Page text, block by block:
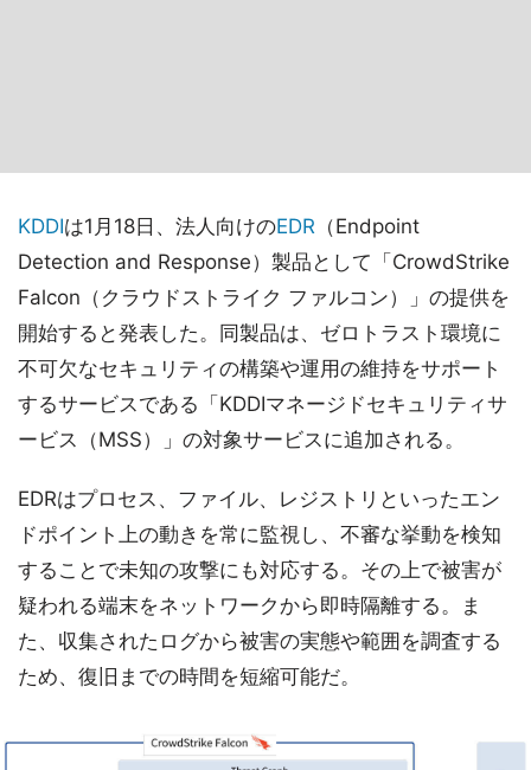
KDDIは1月18日、法人向けのEDR （Endpoint
Detection and Response）製品として「CrowdStrike
Falcon（クラウドストライク ファルコン）」の提供を
開始すると発表した。同製品は、ゼロトラスト環境に
不可欠なセキュリティの構築や運用の維持をサポート
するサービスである「KDDIマネージドセキュリティサ
ービス（MSS）」の対象サービスに追加される。
EDRはプロセス、ファイル、レジストリといったエン
ドポイント上の動きを常に監視し、不審な挙動を検知
することで未知の攻撃にも対応する。その上で被害が
疑われる端末をネットワークから即時隔離する。ま
た、収集されたログから被害の実態や範囲を調査する
ため、復旧までの時間を短縮可能だ。